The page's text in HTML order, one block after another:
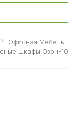
Офисная Мебель
Шкафы Озон-10